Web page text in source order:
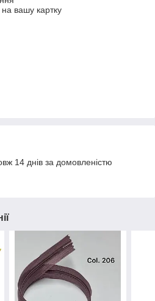
вашу картку
14 днів за домовленістю